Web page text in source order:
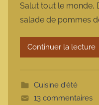
Salut tout le monde,
salade de pommes
Continuer la lecture
Cuisine d'été
13 commentaires